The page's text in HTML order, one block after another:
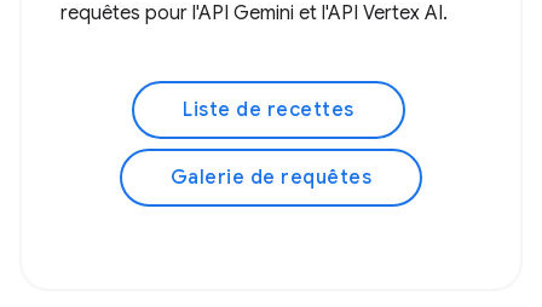
requêtes pour l'API Gemini et l'API Vertex AI.
Liste de recettes
Galerie de requêtes